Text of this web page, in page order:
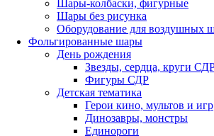
Шары-колбаски, фигурные
Шары без рисунка
Оборудование для воздушных
Фольгированные шары
День рождения
Звезды, сердца, круги
Фигуры СДР
Детская тематика
Герои кино, мультов и игр
Динозавры, монстры
Единороги